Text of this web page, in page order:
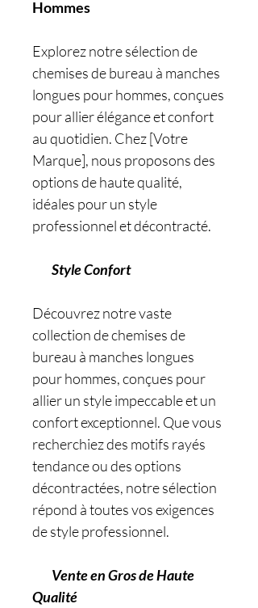
Hommes
Explorez notre sélection de
chemises de bureau à manches
longues pour hommes, conçues
pour allier élégance et confort
au quotidien. Chez [Votre
Marque], nous proposons des
options de haute qualité,
idéales pour un style
professionnel et décontracté.
Style Confort
Découvrez notre vaste
collection de chemises de
bureau à manches longues
pour hommes, conçues pour
allier un style impeccable et un
confort exceptionnel. Que vous
recherchiez des motifs rayés
tendance ou des options
décontractées, notre sélection
répond à toutes vos exigences
de style professionnel.
Vente en Gros de Haute
Qualité